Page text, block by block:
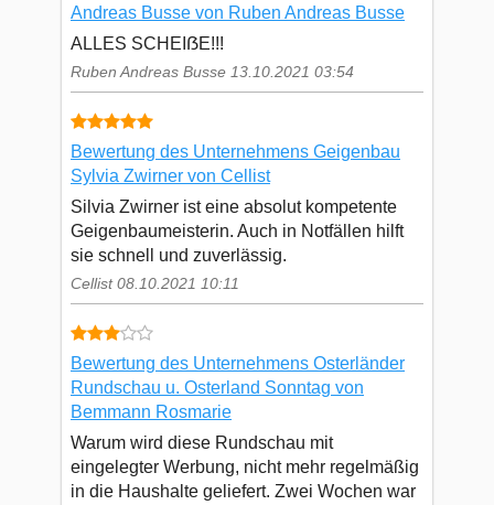
Andreas Busse von Ruben Andreas Busse
ALLES SCHEIẞE!!!
Ruben Andreas Busse 13.10.2021 03:54
Bewertung des Unternehmens Geigenbau
Sylvia Zwirner von Cellist
Silvia Zwirner ist eine absolut kompetente
Geigenbaumeisterin. Auch in Notfällen hilft
sie schnell und zuverlässig.
Cellist 08.10.2021 10:11
Bewertung des Unternehmens Osterländer
Rundschau u. Osterland Sonntag von
Bemmann Rosmarie
Warum wird diese Rundschau mit
eingelegter Werbung, nicht mehr regelmäßig
in die Haushalte geliefert. Zwei Wochen war